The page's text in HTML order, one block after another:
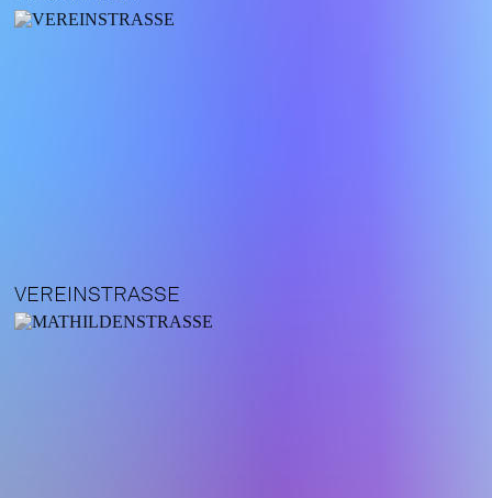
VEREINSTRASSE